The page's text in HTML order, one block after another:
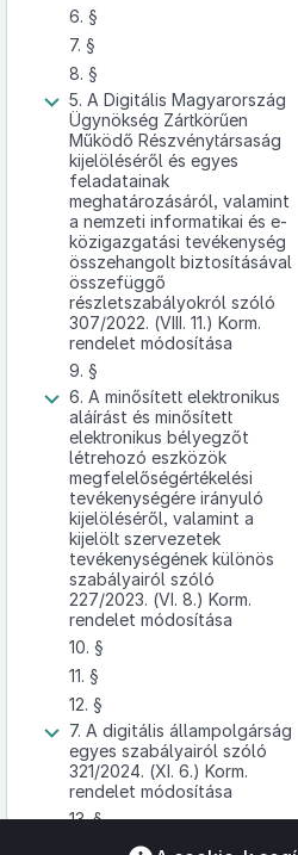
6. §
7. §
8. §
5. A Digitális Magyarország
Ügynökség Zártkörűen
Működő Részvénytársaság
kijelöléséről és egyes
feladatainak
meghatározásáról, valamint
a nemzeti informatikai és e-
közigazgatási tevékenység
összehangolt biztosításával
összefüggő
részletszabályokról szóló
307/2022. (VIII. 11.) Korm.
rendelet módosítása
9. §
6. A minősített elektronikus
aláírást és minősített
elektronikus bélyegzőt
létrehozó eszközök
megfelelőségértékelési
tevékenységére irányuló
kijelöléséről, valamint a
kijelölt szervezetek
tevékenységének különös
szabályairól szóló
227/2023. (VI. 8.) Korm.
rendelet módosítása
10. §
11. §
12. §
7. A digitális állampolgárság
egyes szabályairól szóló
321/2024. (XI. 6.) Korm.
rendelet módosítása
13. §
Az oldalmenübe visszatéréshez